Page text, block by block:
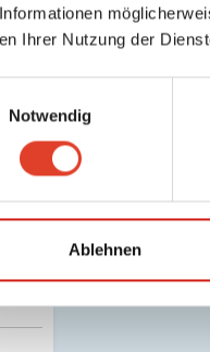
Ihrer Nutzung der
Notwendig
Ablehnen
und